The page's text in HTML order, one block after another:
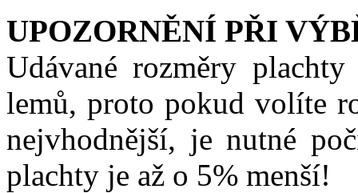
UPOZORNĚNÍ PŘI
Udávané rozměry
lemů, proto pokud volíte
nejvhodnější, je nutné
plachty je až o 5% menší!